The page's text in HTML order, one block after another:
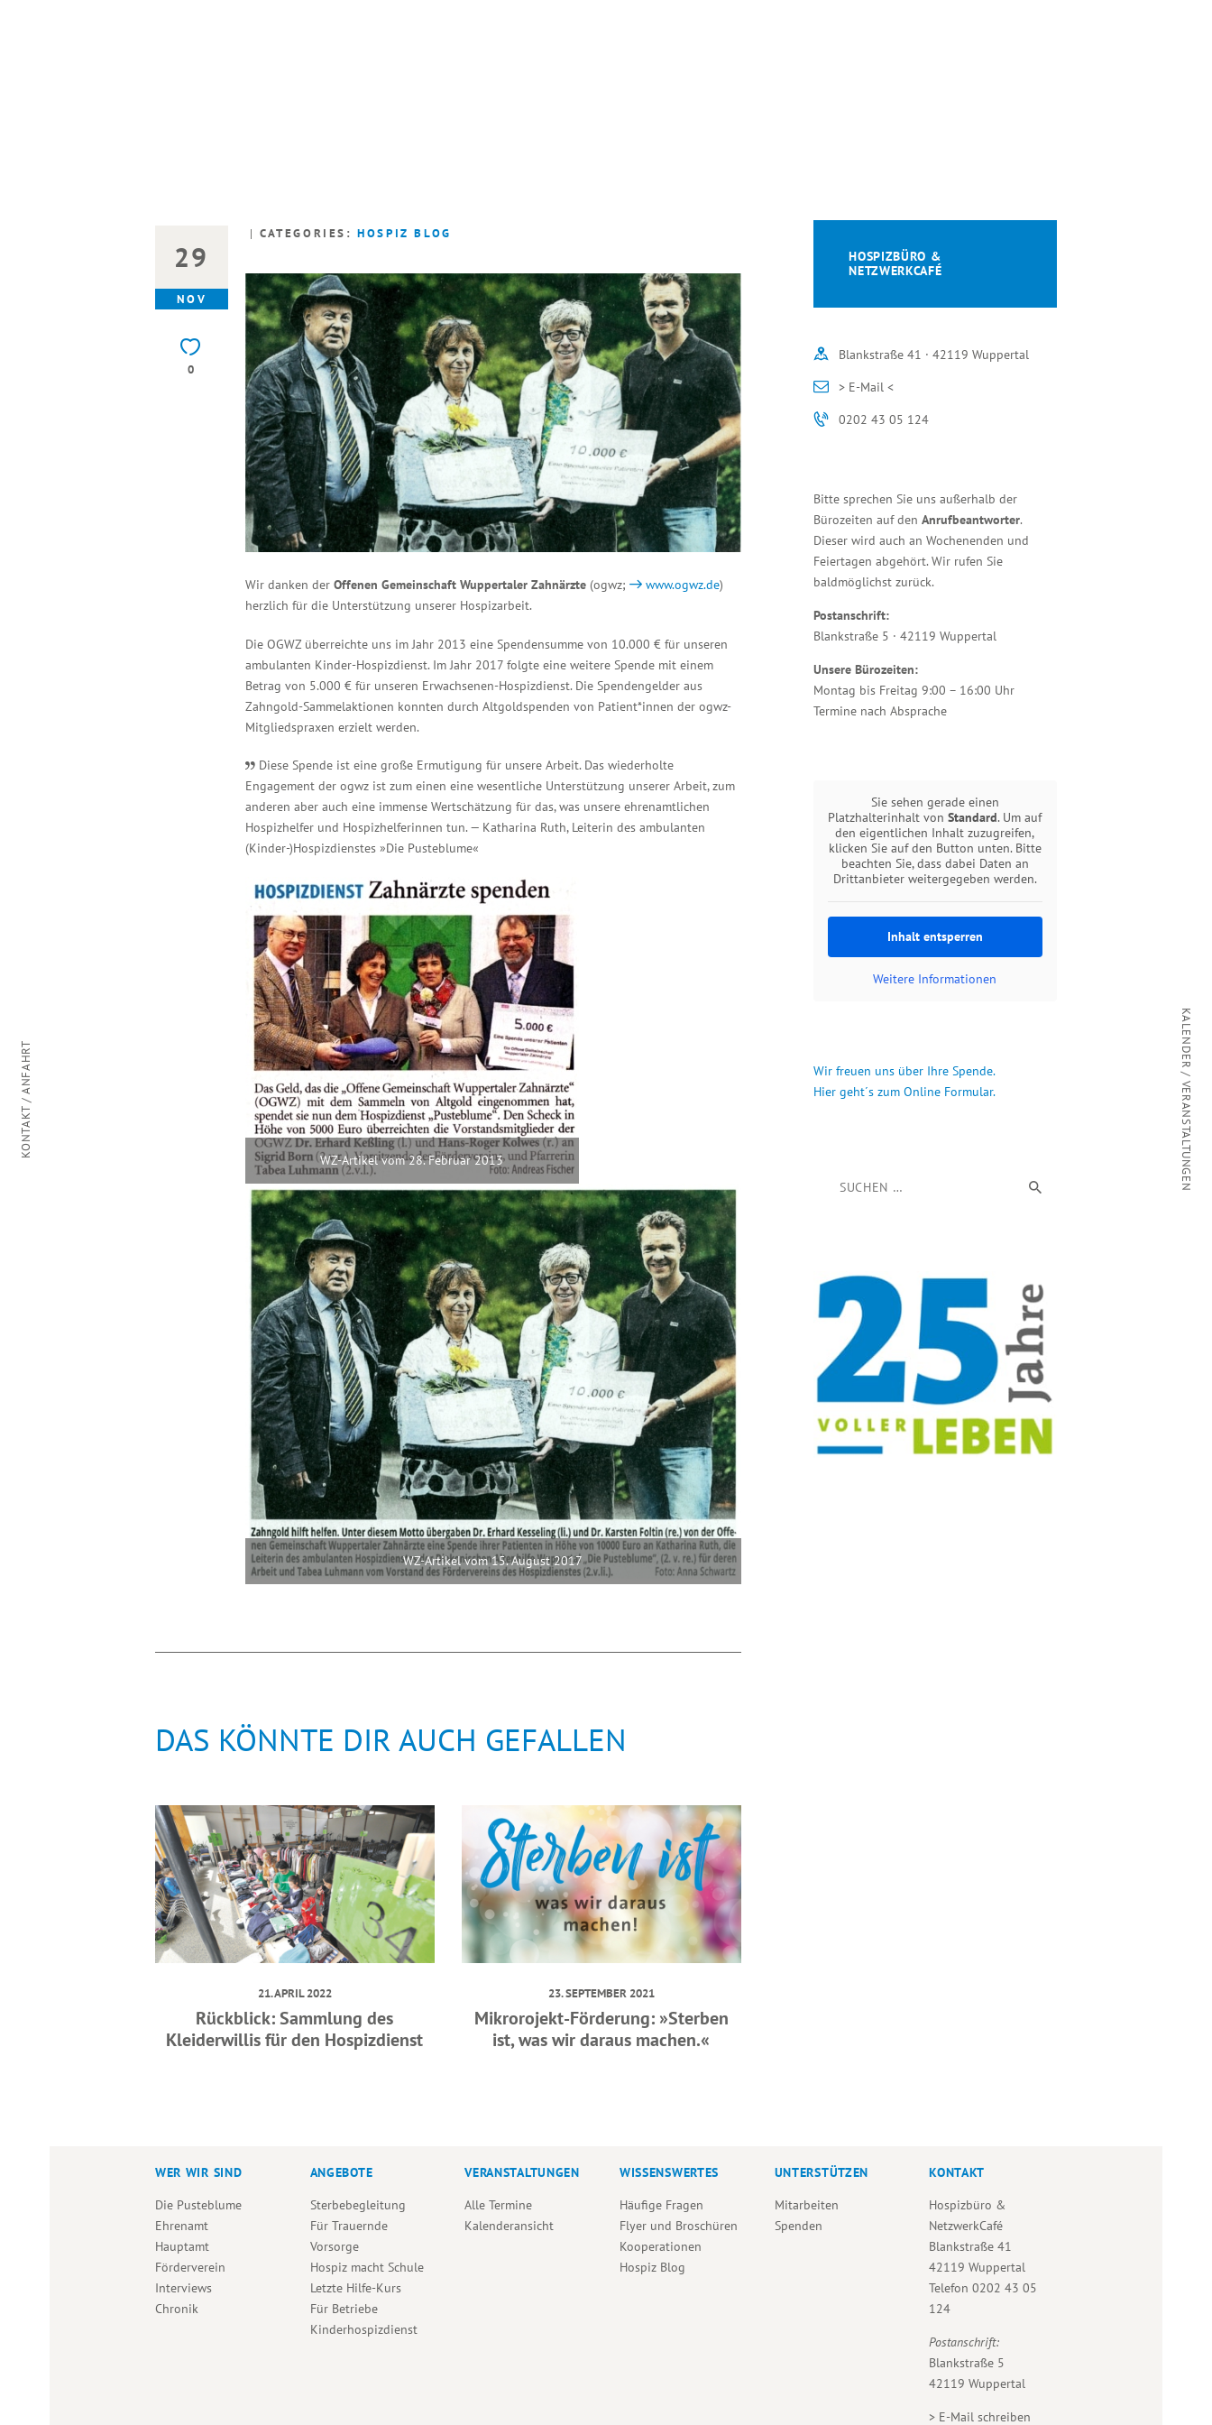
29
NOV
0
CATEGORIES:HOSPIZ BLOG
Wir danken der Offenen Gemeinschaft Wuppertaler Zahnärzte(ogwz; www.ogwz.de)
herzlich für die Unterstützung unserer Hospizarbeit.
Die OGWZ überreichte uns im Jahr 2013 eine Spendensumme von 10.000 € für unseren
ambulanten Kinder-Hospizdienst. Im Jahr 2017 folgte eine weitere Spende mit einem
Betrag von 5.000 € für unseren Erwachsenen-Hospizdienst. Die Spendengelder aus
Zahngold-Sammelaktionen konnten durch Altgoldspenden von Patient*innen der ogwz-
Mitgliedspraxen erzielt werden.
Diese Spende ist eine große Ermutigung für unsere Arbeit. Das wiederholte
Engagement der ogwzist zum einen eine wesentliche Unterstützung unserer Arbeit, zum
anderen aber auch eine immense Wertschätzung für das, was unsere ehrenamtlichen
Hospizhelfer und Hospizhelferinnen tun. — Katharina Ruth, Leiterin des ambulanten
(Kinder-)Hospizdienstes »Die Pusteblume«
WZ-Artikel vom 28. Februar 2013
WZ-Artikel vom 15. August 2017
DAS KÖNNTE DIR AUCH GEFALLEN
21. APRIL 2022
Rückblick: Sammlung des
Kleiderwillis für den Hospizdienst
23. SEPTEMBER 2021
Mikrorojekt-Förderung: »Sterben
ist, was wir daraus machen.«
HOSPIZBÜRO &
NETZWERKCAFÉ
Blankstraße 41 · 42119 Wuppertal
> E-Mail <
0202 43 05 124
Bitte sprechen Sie uns außerhalb der
Bürozeiten auf den Anrufbeantworter.
Dieser wird auch an Wochenenden und
Feiertagen abgehört. Wir rufen Sie
baldmöglichst zurück.
Postanschrift:
Blankstraße 5 · 42119 Wuppertal
Unsere Bürozeiten:
Montag bis Freitag 9:00 – 16:00 Uhr
Termine nach Absprache
Sie sehen gerade einen
Platzhalterinhalt vonStandard. Um auf
den eigentlichen Inhalt zuzugreifen,
klicken Sie auf den Button unten. Bitte
beachten Sie, dass dabei Daten an
Drittanbieter weitergegeben werden.
Inhalt entsperren
Weitere Informationen
Wir freuen uns über Ihre Spende.
Hier geht´s zum Online Formular.
WER WIR SIND
Die Pusteblume
Ehrenamt
Hauptamt
Förderverein
Interviews
Chronik
ANGEBOTE
Sterbebegleitung
Für Trauernde
Vorsorge
Hospiz macht Schule
Letzte Hilfe-Kurs
Für Betriebe
Kinderhospizdienst
VERANSTALTUNGEN
Alle Termine
Kalenderansicht
WISSENSWERTES
Häufige Fragen
Flyer und Broschüren
Kooperationen
Hospiz Blog
UNTERSTÜTZEN
Mitarbeiten
Spenden
KONTAKT
Hospizbüro &
NetzwerkCafé
Blankstraße 41
42119 Wuppertal
Telefon0202 43 05
124
Postanschrift:
Blankstraße 5
42119 Wuppertal
> E-Mail schreiben
KONTAKT / ANFAHRT KALENDER / VERANSTALTUNGEN